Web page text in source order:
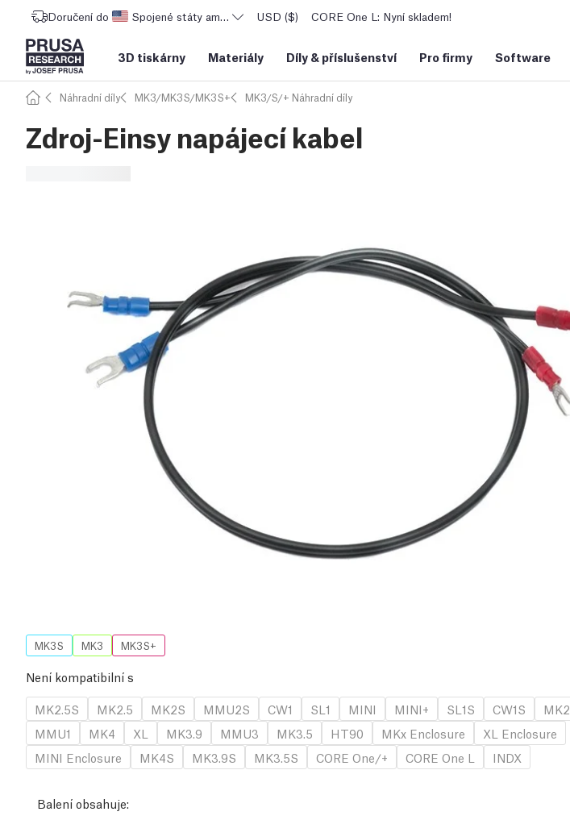
Doručení do Spojené státy americké USD ($) CORE One L: Nyní skladem!
3D tiskárny Materiály Díly & příslušenství Pro firmy Software
Náhradní díly MK3/MK3S/MK3S+ MK3/S/+ Náhradní díly
Zdroj-Einsy napájecí kabel
MK3S MK3 MK3S+
Není kompatibilní s
MK2.5S
MK2.5 MK2S MMU2S CW1 SL1 MINI MINI+ SL1S CW1S MK2
MMU1
MK4 XL MK3.9 MMU3 MK3.5 HT90 MKx Enclosure
XL Enclosure
MINI Enclosure
MK4S MK3.9S MK3.5S CORE One/+ CORE One L INDX
Balení obsahuje: